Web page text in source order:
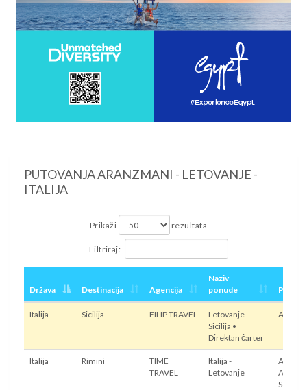
PUTOVANJA ARANZMANI - LETOVANJE -
ITALIJA
Prikaži rezultata
Filtriraj:
Država Destinacija Agencija
Naziv
ponude
Prevoz
Italija Sicilija FILIP TRAVEL
Letovanje
Sicilija •
Direktan čarter
Avion
Italija Rimini
TIME
TRAVEL
Italija -
Letovanje
Avion,